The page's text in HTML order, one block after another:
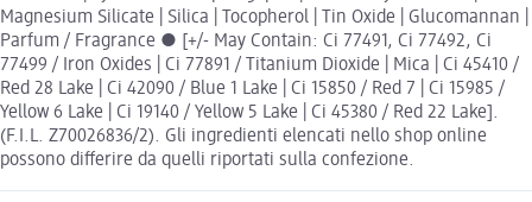
Magnesium Silicate | Silica | Tocopherol | Tin Oxide | Glucomannan |
Parfum / Fragrance ● [+/- May Contain: Ci 77491, Ci 77492, Ci
77499 / Iron Oxides | Ci 77891 / Titanium Dioxide | Mica | Ci 45410 /
Red 28 Lake | Ci 42090 / Blue 1 Lake | Ci 15850 / Red 7 | Ci 15985 /
Yellow 6 Lake | Ci 19140 / Yellow 5 Lake | Ci 45380 / Red 22 Lake].
(F.I.L. Z70026836/2). Gli ingredienti elencati nello shop online
possono differire da quelli riportati sulla confezione.